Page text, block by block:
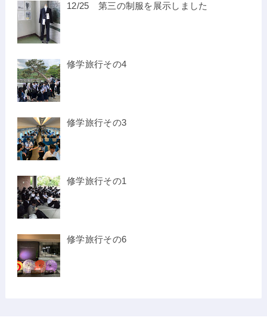
12/25 第三の制服を展示しました
修学旅行その4
修学旅行その3
修学旅行その1
修学旅行その6